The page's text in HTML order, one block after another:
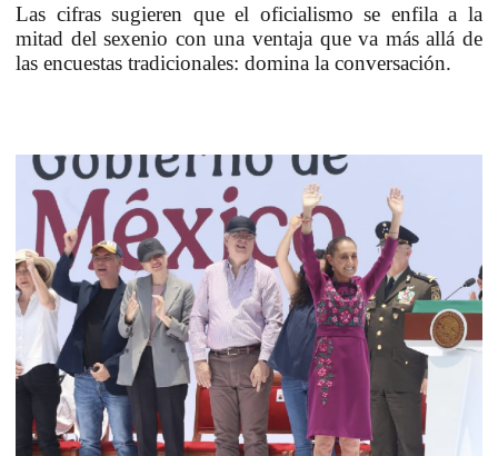
Las cifras sugieren que el oficialismo se enfila a la
mitad del sexenio con una ventaja que va más allá de
las encuestas tradicionales: domina la conversación.